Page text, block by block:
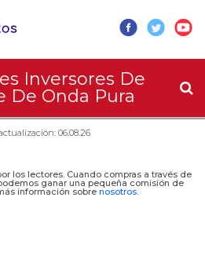
Inversores De
De Onda Pura
06.08.26
los lectores. Cuando compras a través de
ganar una pequeña comisión de
información sobre nosotros.